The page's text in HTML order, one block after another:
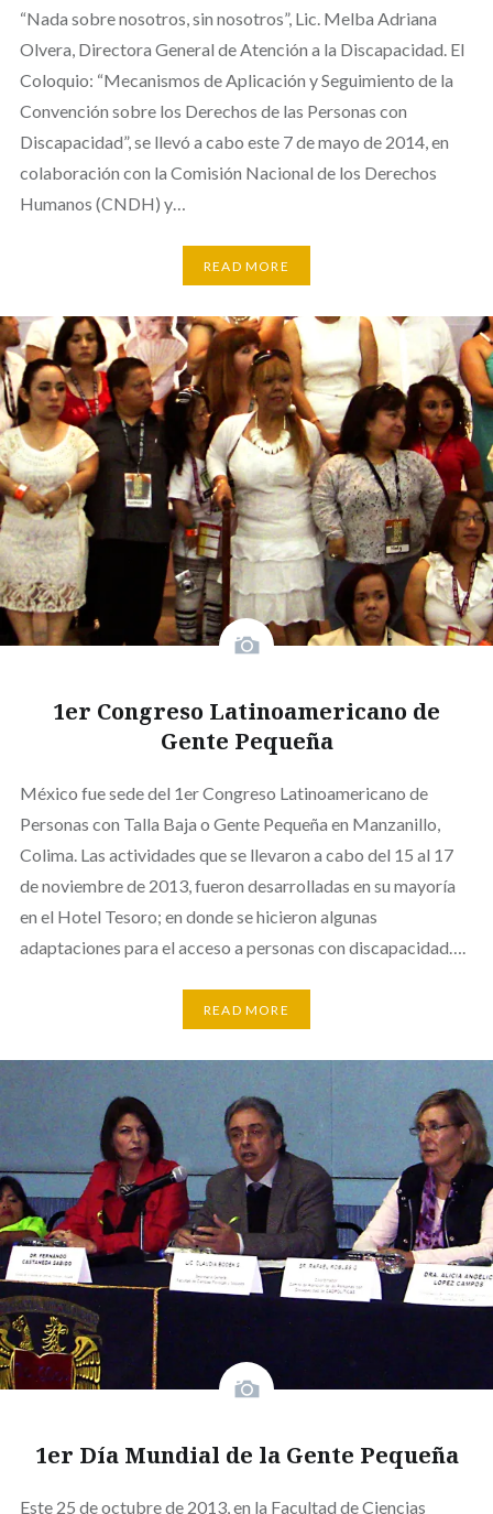
“Nada sobre nosotros, sin nosotros”, Lic. Melba Adriana
Olvera, Directora General de Atención a la Discapacidad. El
Coloquio: “Mecanismos de Aplicación y Seguimiento de la
Convención sobre los Derechos de las Personas con
Discapacidad”, se llevó a cabo este 7 de mayo de 2014, en
colaboración con la Comisión Nacional de los Derechos
Humanos (CNDH) y…
READ MORE
1er Congreso Latinoamericano de
Gente Pequeña
México fue sede del 1er Congreso Latinoamericano de
Personas con Talla Baja o Gente Pequeña en Manzanillo,
Colima. Las actividades que se llevaron a cabo del 15 al 17
de noviembre de 2013, fueron desarrolladas en su mayoría
en el Hotel Tesoro; en donde se hicieron algunas
adaptaciones para el acceso a personas con discapacidad….
READ MORE
1er Día Mundial de la Gente Pequeña
Este 25 de octubre de 2013, en la Facultad de Ciencias